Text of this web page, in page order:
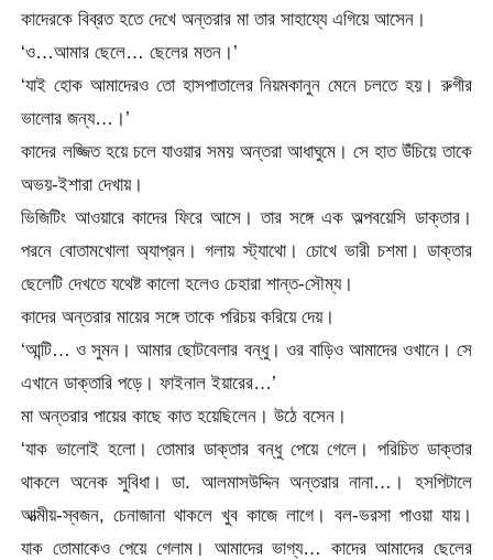
কাদেরকে বিব্রত হতে দেখে অন্তরার মা তার সাহায্যে এগিয়ে আসেন।
‘ও…আমার ছেলে… ছেলের মতন।’
‘যাই হোক আমাদেরও তো হাসপাতালের নিয়মকানুন মেনে চলতে হয়। রুগীর
ভালোর জন্য…।’
কাদের লজ্জিত হয়ে চলে যাওয়ার সময় অন্তরা আধাঘুমে। সে হাত উঁচিয়ে তাকে
অভয়-ইশারা দেখায়।
ভিজিটিং আওয়ারে কাদের ফিরে আসে। তার সঙ্গে এক অল্পবয়েসি ডাক্তার।
পরনে বোতামখোলা অ্যাপ্রন। গলায় স্ট্যাথো। চোখে ভারী চশমা। ডাক্তার
ছেলেটি দেখতে যথেষ্ট কালো হলেও চেহারা শান্ত-সৌম্য।
কাদের অন্তরার মায়ের সঙ্গে তাকে পরিচয় করিয়ে দেয়।
‘আন্টি… ও সুমন। আমার ছোটবেলার বন্ধু। ওর বাড়িও আমাদের ওখানে। সে
এখানে ডাক্তারি পড়ে। ফাইনাল ইয়ারের…’
মা অন্তরার পায়ের কাছে কাত হয়েছিলেন। উঠে বসেন।
‘যাক ভালোই হলো। তোমার ডাক্তার বন্ধু পেয়ে গেলে। পরিচিত ডাক্তার
থাকলে অনেক সুবিধা। ডা. আলমাসউদ্দিন অন্তরার নানা…। হসপিটালে
আত্মীয়-স্বজন, চেনাজানা থাকলে খুব কাজে লাগে। বল-ভরসা পাওয়া যায়।
যাক তোমাকেও পেয়ে গেলাম। আমাদের ভাগ্য… কাদের আমাদের ছেলের